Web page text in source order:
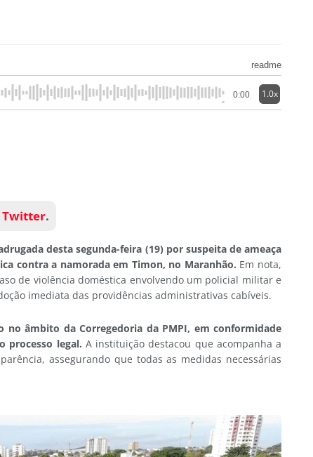
readme
0:00 1.0x
Twitter.
desta segunda-feira (19) por suspeita de ameaça
contra a namorada em Timon, no Maranhão. Em nota,
de violência doméstica envolvendo um policial militar e
imediata das providências administrativas cabíveis.
no âmbito da Corregedoria da PMPI, em conformidade
processo legal. A instituição destacou que acompanha a
assegurando que todas as medidas necessárias